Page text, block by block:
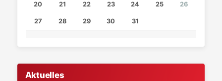
20 21 22 23 24 25 26
27 28 29 30 31
Aktuelles